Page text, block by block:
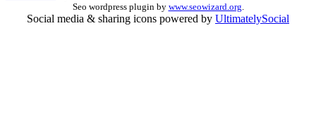
Seo wordpress plugin by www.seowizard.org
Social media & sharing icons powered by UltimatelySocial